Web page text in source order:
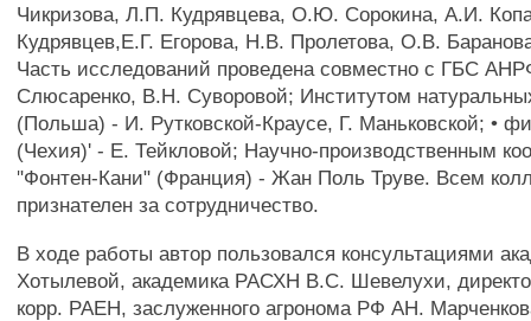
Чикризова, Л.П. Кудрявцева, О.Ю. Сорокина, А.И.
Кудрявцев,Е.Г. Егорова, Н.В. Пролетова, О.В.
Часть исследований проведена совместно с ГБС
Слюсаренко, В.Н. Суворовой; Институтом
(Польша) - И. Рутковской-Краусе, Г. Маньковской; •
(Чехия)' - Е. Тейкловой; Научно-производственным
"Фонтен-Кани" (Франция) - Жан Поль Труве. Всем
признателен за сотрудничество.
В ходе работы автор пользовался консультациями
Хотылевой, академика РАСХН B.C. Шевелухи,
корр. РАЕН, заслуженного агронома РФ АН.